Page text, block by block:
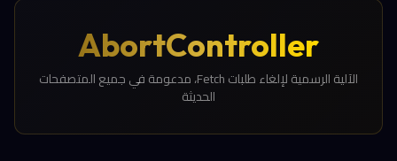
AbortController
الآلية الرسمية لإلغاء طلبات Fetch، مدعومة في جميع المتصفحات
الحديثة